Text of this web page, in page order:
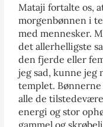
Mataji fortalte os,
morgenbønnen i
med mennesker.
det allerhelligste
den fjerde eller
jeg sad, kunne jeg
templet.
alle de
energi og stor
gammel og